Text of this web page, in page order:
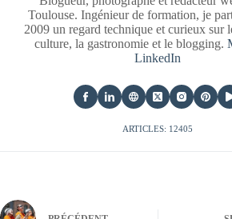
Toulouse. Ingénieur de formation, je
2009 un regard technique et curieux sur
culture, la gastronomie et le blogging.
LinkedIn
ARTICLES: 12405